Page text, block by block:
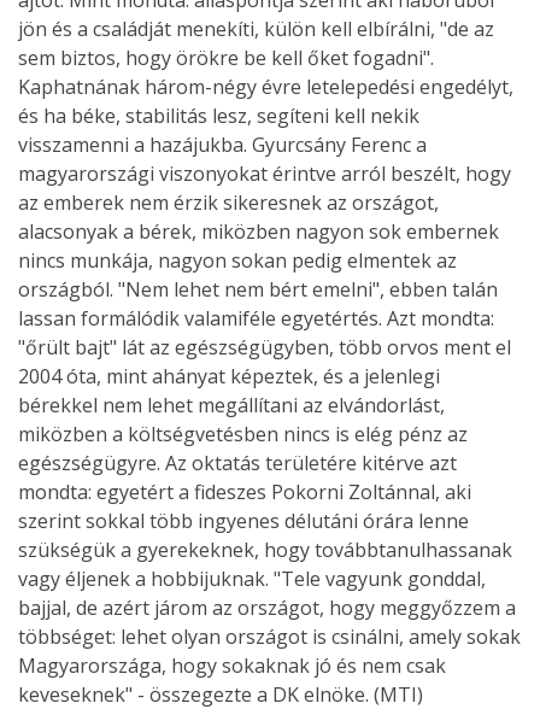
jön és a családját menekíti, külön kell elbírálni, "de az
sem biztos, hogy örökre be kell őket fogadni".
Kaphatnának három-négy évre letelepedési engedélyt,
és ha béke, stabilitás lesz, segíteni kell nekik
visszamenni a hazájukba. Gyurcsány Ferenc a
magyarországi viszonyokat érintve arról beszélt, hogy
az emberek nem érzik sikeresnek az országot,
alacsonyak a bérek, miközben nagyon sok embernek
nincs munkája, nagyon sokan pedig elmentek az
országból. "Nem lehet nem bért emelni", ebben talán
lassan formálódik valamiféle egyetértés. Azt mondta:
"őrült bajt" lát az egészségügyben, több orvos ment el
2004 óta, mint ahányat képeztek, és a jelenlegi
bérekkel nem lehet megállítani az elvándorlást,
miközben a költségvetésben nincs is elég pénz az
egészségügyre. Az oktatás területére kitérve azt
mondta: egyetért a fideszes Pokorni Zoltánnal, aki
szerint sokkal több ingyenes délutáni órára lenne
szükségük a gyerekeknek, hogy továbbtanulhassanak
vagy éljenek a hobbijuknak. "Tele vagyunk gonddal,
bajjal, de azért járom az országot, hogy meggyőzzem a
többséget: lehet olyan országot is csinálni, amely sokak
Magyarországa, hogy sokaknak jó és nem csak
keveseknek" - összegezte a DK elnöke. (MTI)